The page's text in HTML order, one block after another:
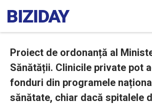
Proiect de ordonanță al
Sănătății. Clinicile private pot
fonduri din programele
sănătate, chiar dacă spitalele